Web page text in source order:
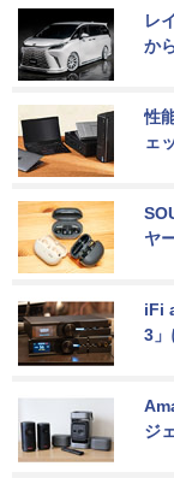
レ
か
性
ェ
ヤ
iFi
3」
ジ